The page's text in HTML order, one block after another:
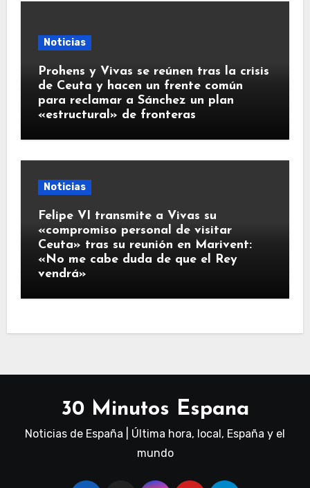
Noticias
Prohens y Vivas se reúnen tras la crisis
de Ceuta y hacen un frente común
para reclamar a Sánchez un plan
«estructural» de fronteras
Noticias
Felipe VI transmite a Vivas su
«compromiso personal de visitar
Ceuta» tras su reunión en Marivent:
«No me cabe duda de que el Rey
vendrá»
30 Minutos Espana
Noticias de España | Última hora, local, España y el
mundo